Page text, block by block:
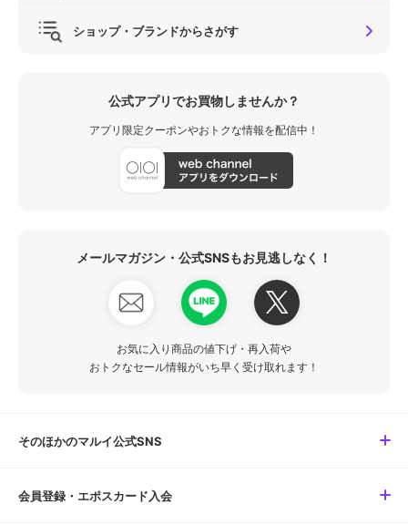
ショップ・ブランドからさがす
公式アプリでお買物しませんか？
アプリ限定クーポンやおトクな情報を配信中！
メールマガジン・公式SNSもお見逃しなく！
お気に入り商品の値下げ・再入荷や
おトクなセール情報がいち早く受け取れます！
そのほかのマルイ公式SNS
会員登録・エポスカード入会